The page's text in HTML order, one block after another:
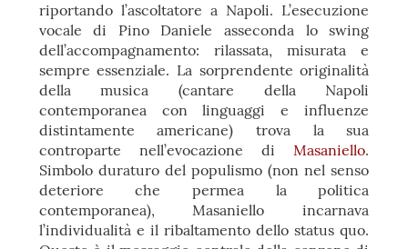
riportando l’ascoltatore a Napoli. L’esecuzione
vocale di Pino Daniele asseconda lo swing
dell’accompagnamento: rilassata, misurata e
sempre essenziale. La sorprendente originalità
della musica (cantare della Napoli
contemporanea con linguaggi e influenze
distintamente americane) trova la sua
controparte nell’evocazione diMasaniello.
Simbolo duraturo del populismo (non nel senso
deteriore che permea la politica
contemporanea), Masaniello incarnava
l’individualità e il ribaltamento dello status quo.